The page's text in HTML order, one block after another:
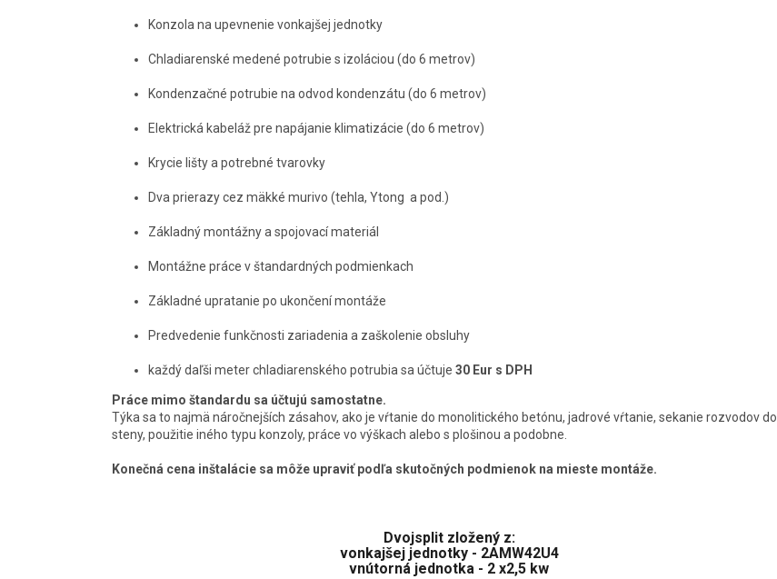
Konzola na upevnenie vonkajšej jednotky
Chladiarenské medené potrubie s izoláciou (do 6 metrov)
Kondenzačné potrubie na odvod kondenzátu (do 6 metrov)
Elektrická kabeláž pre napájanie klimatizácie (do 6 metrov)
Krycie lišty a potrebné tvarovky
Dva prierazy cez mäkké murivo (tehla, Ytong a pod.)
Základný montážny a spojovací materiál
Montážne práce v štandardných podmienkach
Základné upratanie po ukončení montáže
Predvedenie funkčnosti zariadenia a zaškolenie obsluhy
každý daľši meter chladiarenského potrubia sa účtuje 30 Eur s DPH
Práce mimo štandardu sa účtujú samostatne.
Týka sa to najmä náročnejších zásahov, ako je vŕtanie do monolitického betónu, jadrové vŕtanie, sekanie rozvodov do
steny, použitie iného typu konzoly, práce vo výškach alebo s plošinou a podobne.
Konečná cena inštalácie sa môže upraviť podľa skutočných podmienok na mieste montáže.
Dvojsplit zložený z:
vonkajšej jednotky - 2AMW42U4
vnútorná jednotka - 2 x2,5 kw